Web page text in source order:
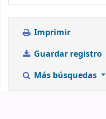
Imprimir
Guardar registro
Más búsquedas